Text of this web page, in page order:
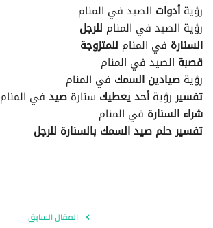
رؤية أدوات الصيد في المنام
رؤية الصيد في المنام للرجل
السنارة في المنام للمتزوجة
قصبة الصيد في المنام
رؤية صيادين السمك في المنام
تفسير رؤية أحد يعطيك سنارة صيد في المنام
شراء السنارة في المنام
تفسير حلم صيد السمك بالسنارة للرجل
المقال السابق